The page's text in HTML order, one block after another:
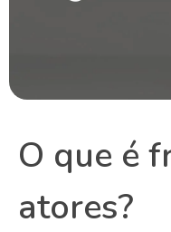
O que é
atores?